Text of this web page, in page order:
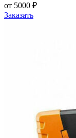
от 5000 ₽
Заказать